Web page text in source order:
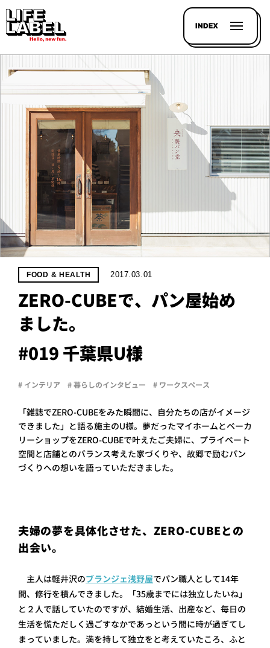
INDEX
記事を
探す
LL
LINE-
UP
WHAT’S
LIFE
はい
いいえ
お問い
合わせ
ー
採用情
報
FOOD & HEALTH 2017.03.01
ZERO-CUBEで、パン屋始め
ました。
#019 千葉県U様
# インテリア # 暮らしのインタビュー # ワークスペース
「雑誌でZERO-CUBEをみた瞬間に、自分たちの店がイメージ
できました」と語る施主のU様。夢だったマイホームとベーカ
リーショップをZERO-CUBEで叶えたご夫婦に、プライベート
空間と店舗とのバランス考えた家づくりや、故郷で励むパン
づくりへの想いを語っていただきました。
夫婦の夢を具体化させた、ZERO-CUBEとの
出会い。
主人は軽井沢のブランジェ浅野屋でパン職人として14年
間、修行を積んできました。「35歳までには独立したいね」
と２人で話していたのですが、結婚生活、出産など、毎日の
生活を慌ただしく過ごすなかであっという間に時が過ぎてし
まっていました。満を持して独立をと考えていたころ、ふと